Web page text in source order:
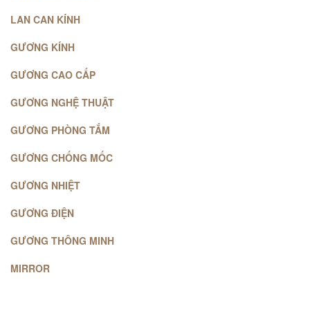
LAN CAN KÍNH
GƯƠNG KÍNH
GƯƠNG CAO CẤP
GƯƠNG NGHỆ THUẬT
GƯƠNG PHÒNG TẮM
GƯƠNG CHỐNG MỐC
GƯƠNG NHIỆT
GƯƠNG ĐIỆN
GƯƠNG THÔNG MINH
MIRROR